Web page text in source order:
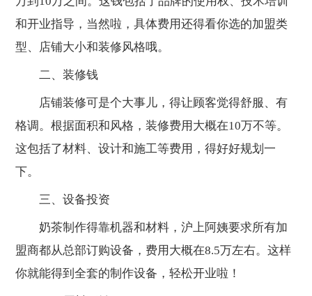
和开业指导，当然啦，具体费用还得看你选的加盟类
型、店铺大小和装修风格哦。
二、装修钱
店铺装修可是个大事儿，得让顾客觉得舒服、有
格调。根据面积和风格，装修费用大概在10万不等。
这包括了材料、设计和施工等费用，得好好规划一
下。
三、设备投资
奶茶制作得靠机器和材料，沪上阿姨要求所有加
盟商都从总部订购设备，费用大概在8.5万左右。这样
你就能得到全套的制作设备，轻松开业啦！